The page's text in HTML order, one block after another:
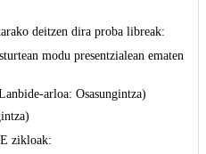
deitzen dira proba libreak:
modu presentzialean ematen
arloa: Osasungintza)
zikloak: